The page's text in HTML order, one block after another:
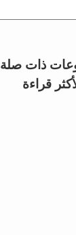
ذات صلة
قراءة